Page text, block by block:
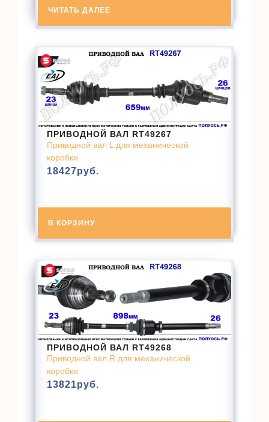
ЧИТАТЬ ДАЛЕЕ
ПРИВОДНОЙ ВАЛ RT49267
Приводной вал L для механической
коробки
18427руб.
В КОРЗИНУ
ПРИВОДНОЙ ВАЛ RT49268
Приводной вал R для механической
коробки
13821руб.